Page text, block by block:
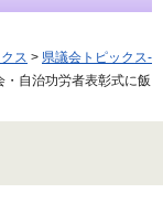
ス > 県議会トピックス-
自治功労者表彰式に飯